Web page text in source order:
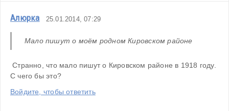
Алюрка 25.01.2014, 07:29
Мало пишут о моём родном Кировском районе
Странно, что мало пишут о Кировском районе в 1918 году.
С чего бы это?
Войдите, чтобы ответить